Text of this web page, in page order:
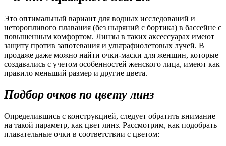
Это оптимальный вариант для водных исследований и
неторопливого плавания (без ныряний с бортика) в бассейне с
повышенным комфортом. Линзы в таких аксессуарах имеют
защиту против запотевания и ультрафиолетовых лучей. В
продаже даже можно найти очки-маски для женщин, которые
создавались с учетом особенностей женского лица, имеют как
правило меньший размер и другие цвета.
Подбор очков по цвету линз
Определившись с конструкцией, следует обратить внимание
на такой параметр, как цвет линз. Рассмотрим, как подобрать
плавательные очки в соответствии с цветом: